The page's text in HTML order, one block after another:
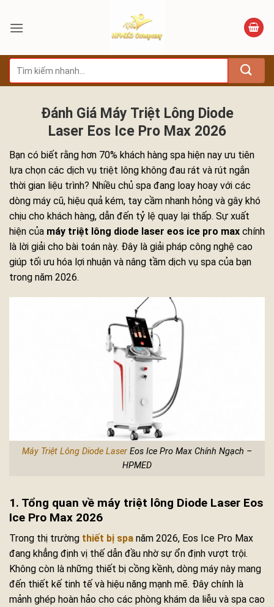
qua
dung
Tìm
kiếm:
Đánh Giá Máy Triệt Lông Diode
Laser Eos Ice Pro Max 2026
Bạn có biết rằng hơn 70% khách hàng spa hiện nay ưu tiên
lựa chọn các dịch vụ triệt lông không đau rát và rút ngắn
thời gian liệu trình? Nhiều chủ spa đang loay hoay với các
dòng máy cũ, hiệu quả kém, tay cầm nhanh hỏng và gây khó
chịu cho khách hàng, dẫn đến tỷ lệ quay lại thấp. Sự xuất
hiện của máy triệt lông diode laser eos ice pro max chính
là lời giải cho bài toán này. Đây là giải pháp công nghệ cao
giúp tối ưu hóa lợi nhuận và nâng tầm dịch vụ spa của bạn
trong năm 2026.
Máy Triệt Lông Diode Laser Eos Ice Pro Max Chính Ngạch –
HPMED
1. Tổng quan về máy triệt lông Diode Laser Eos
Ice Pro Max 2026
Trong thị trường thiết bị spa năm 2026, Eos Ice Pro Max
đang khẳng định vị thế dẫn đầu nhờ sự ổn định vượt trội.
Không còn là những thiết bị cồng kềnh, dòng máy này mang
đến thiết kế tinh tế và hiệu năng mạnh mẽ. Đây chính là
mảnh ghép hoàn hảo cho các phòng khám da liễu và spa cao